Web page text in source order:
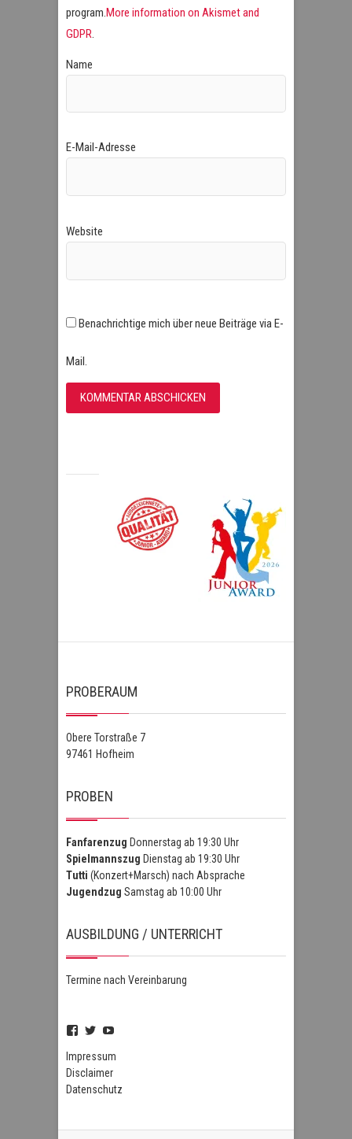
program.More information on Akismet and
GDPR.
Name
E-Mail-Adresse
Website
Benachrichtige mich über neue Beiträge via E-
Mail.
PROBERAUM
Obere Torstraße 7
97461 Hofheim
PROBEN
Fanfarenzug Donnerstag ab 19:30 Uhr
Spielmannszug Dienstag ab 19:30 Uhr
Tutti (Konzert+Marsch) nach Absprache
Jugendzug Samstag ab 10:00 Uhr
AUSBILDUNG / UNTERRICHT
Termine nach Vereinbarung
Profil
FSZHofheim
auf
Facebook
anzeigen
Profil
FSZHOH
auf
Twitter
anzeigen
UCIPUnOSBlWxEpiBka0jOAfw
anzeigen
Impressum
Disclaimer
Datenschutz